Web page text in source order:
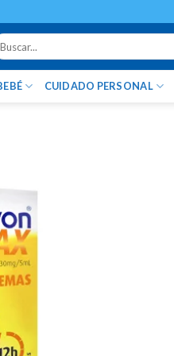
CUIDADO PERSONAL